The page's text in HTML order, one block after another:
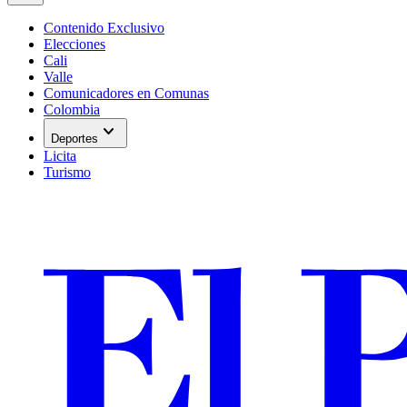
Contenido Exclusivo
Elecciones
Cali
Valle
Comunicadores en Comunas
Colombia
Deportes expand_more
Licita
Turismo